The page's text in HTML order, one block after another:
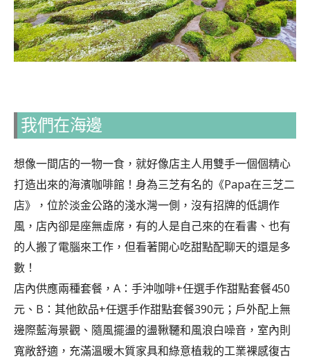
我們在海邊
想像一間店的一物一食，就好像店主人用雙手一個個精心
打造出來的海濱咖啡館！身為三芝有名的《Papa在三芝二
店》，位於淡金公路的淺水灣一側，沒有招牌的低調作
風，店內卻是座無虛席，有的人是自己來的在看書、也有
的人搬了電腦來工作，但看著開心吃甜點配聊天的還是多
數！
店內供應兩種套餐，A：手沖咖啡+任選手作甜點套餐450
元、B：其他飲品+任選手作甜點套餐390元；戶外配上無
邊際藍海景觀、隨風擺盪的盪鞦韆和風浪白噪音，室內則
寬敞舒適，充滿溫暖木質家具和綠意植栽的工業裸感復古